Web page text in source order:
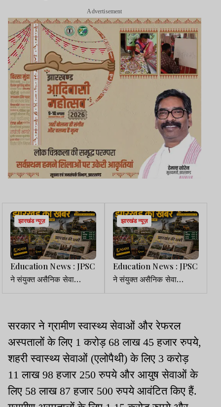
Advertisement
झारखंड न्यूज़
Education News : JPSC
ने संयुक्त असैनिक सेवा
प्रारंभिक परीक्षा का परिणाम
झारखंड न्यूज़
Education News : JPSC
ने संयुक्त असैनिक सेवा
प्रारंभिक परीक्षा का परिणाम
सरकार ने ग्रामीण स्वास्थ्य सेवाओं और रेफरल
अस्पतालों के लिए 1 करोड़ 68 लाख 45 हजार रुपये,
शहरी स्वास्थ्य सेवाओं (एलोपैथी) के लिए 3 करोड़
11 लाख 98 हजार 250 रुपये और आयुष सेवाओं के
लिए 58 लाख 87 हजार 500 रुपये आवंटित किए हैं.